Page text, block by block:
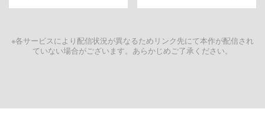
※各サービスにより配信状況が異なるためリンク先にて本作が配信され
ていない場合がございます。あらかじめご了承ください。